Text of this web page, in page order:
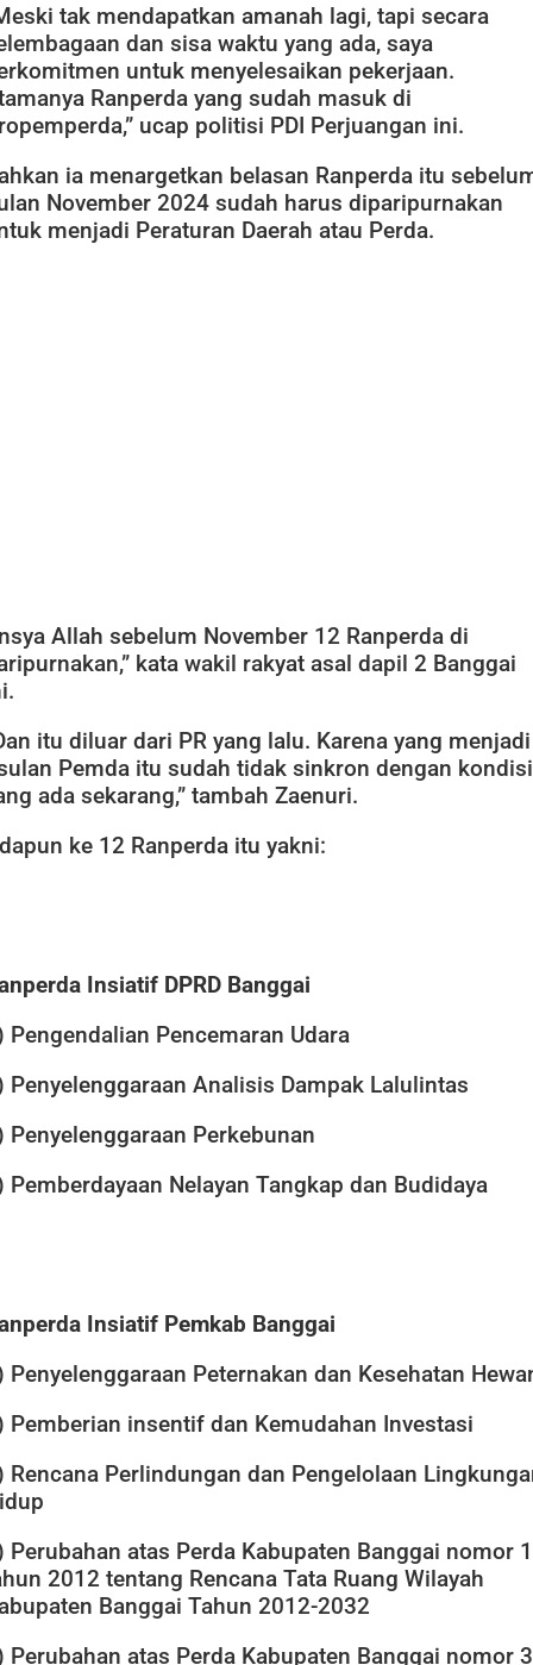
tak mendapatkan amanah lagi, tapi secara
dan sisa waktu yang ada, saya
untuk menyelesaikan pekerjaan.
Ranperda yang sudah masuk di
ucap politisi PDI Perjuangan ini.
ia menargetkan belasan Ranperda itu
November 2024 sudah harus diparipurnakan
menjadi Peraturan Daerah atau Perda.
Allah sebelum November 12 Ranperda di
kata wakil rakyat asal dapil 2 Banggai
itu diluar dari PR yang lalu. Karena yang menjadi
Pemda itu sudah tidak sinkron dengan kondisi
ada sekarang,” tambah Zaenuri.
ke 12 Ranperda itu yakni:
Insiatif DPRD Banggai
Pengendalian Pencemaran Udara
Penyelenggaraan Analisis Dampak Lalulintas
Penyelenggaraan Perkebunan
Pemberdayaan Nelayan Tangkap dan Budidaya
Insiatif Pemkab Banggai
Penyelenggaraan Peternakan dan Kesehatan
Pemberian insentif dan Kemudahan Investasi
Rencana Perlindungan dan Pengelolaan
Perubahan atas Perda Kabupaten Banggai nomor
2012 tentang Rencana Tata Ruang Wilayah
Banggai Tahun 2012-2032
Perubahan atas Perda Kabupaten Banggai nomor 3